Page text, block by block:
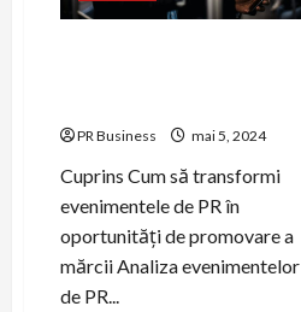
PR Business mai 5, 2024
Cuprins Cum să transformi
evenimentele de PR în
oportunități de promovare a
mărcii Analiza evenimentelor
de PR...